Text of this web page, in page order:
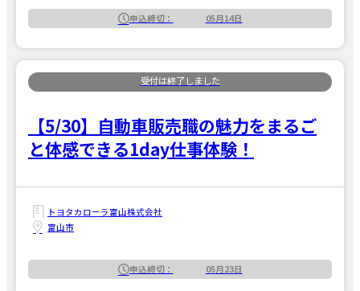
申込締切： 05月14日
【5/30】自動車販売職の魅力をまるご
と体感できる1day仕事体験！
トヨタカローラ富山株式会社
富山市
申込締切： 05月23日